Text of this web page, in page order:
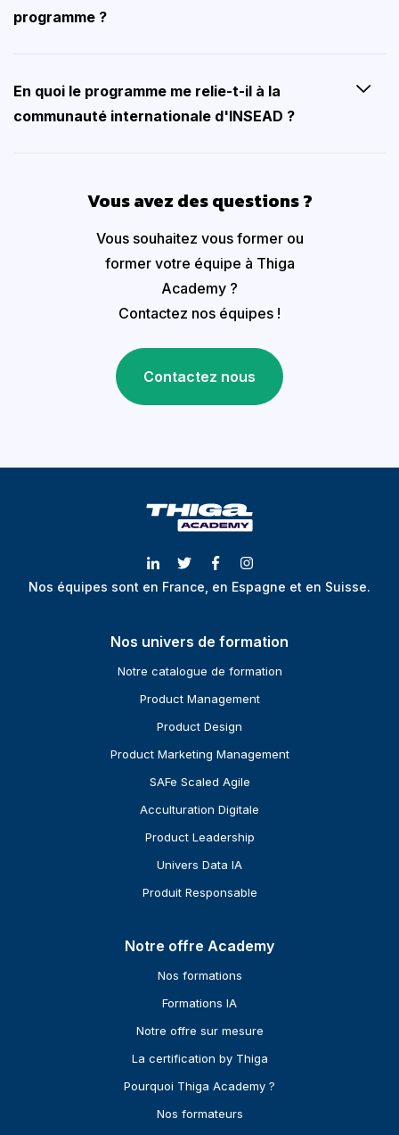
programme ?
En quoi le programme me relie-t-il à la
communauté internationale d'INSEAD ?
Vous avez des questions ?
Vous souhaitez vous former ou
former votre équipe à Thiga
Academy ?
Contactez nos équipes !
Contactez nous
Nos équipes sont en France, en Espagne et en Suisse.
Nos univers de formation
Notre catalogue de formation
Product Management
Product Design
Product Marketing Management
SAFe Scaled Agile
Acculturation Digitale
Product Leadership
Univers Data IA
Produit Responsable
Notre offre Academy
Nos formations
Formations IA
Notre offre sur mesure
La certification by Thiga
Pourquoi Thiga Academy ?
Nos formateurs